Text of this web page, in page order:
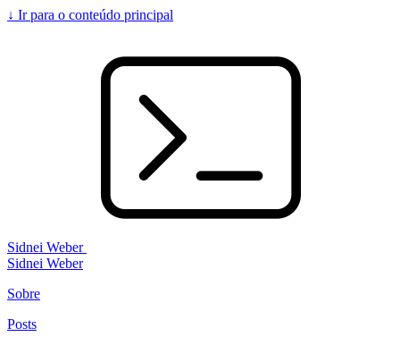
↓ Ir para o conteúdo principal
Sidnei Weber
Sidnei Weber
Sobre
Posts